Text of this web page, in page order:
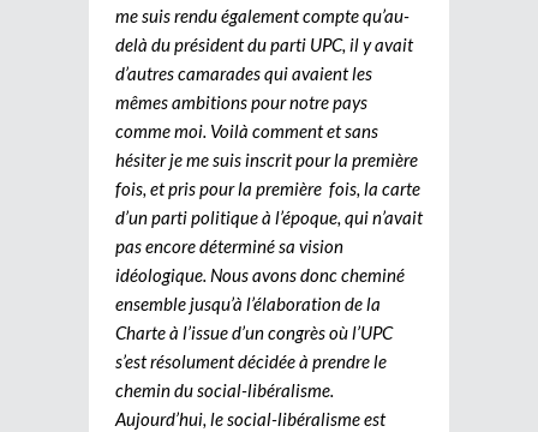
me suis rendu également compte qu’au-
delà du président du parti UPC, il y avait
d’autres camarades qui avaient les
mêmes ambitions pour notre pays
comme moi. Voilà comment et sans
hésiter je me suis inscrit pour la première
fois, et pris pour la première fois, la carte
d’un parti politique à l’époque, qui n’avait
pas encore déterminé sa vision
idéologique. Nous avons donc cheminé
ensemble jusqu’à l’élaboration de la
Charte à l’issue d’un congrès où l’UPC
s’est résolument décidée à prendre le
chemin du social-libéralisme.
Aujourd’hui, le social-libéralisme est